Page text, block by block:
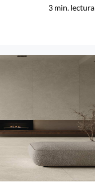
3 min. lectura